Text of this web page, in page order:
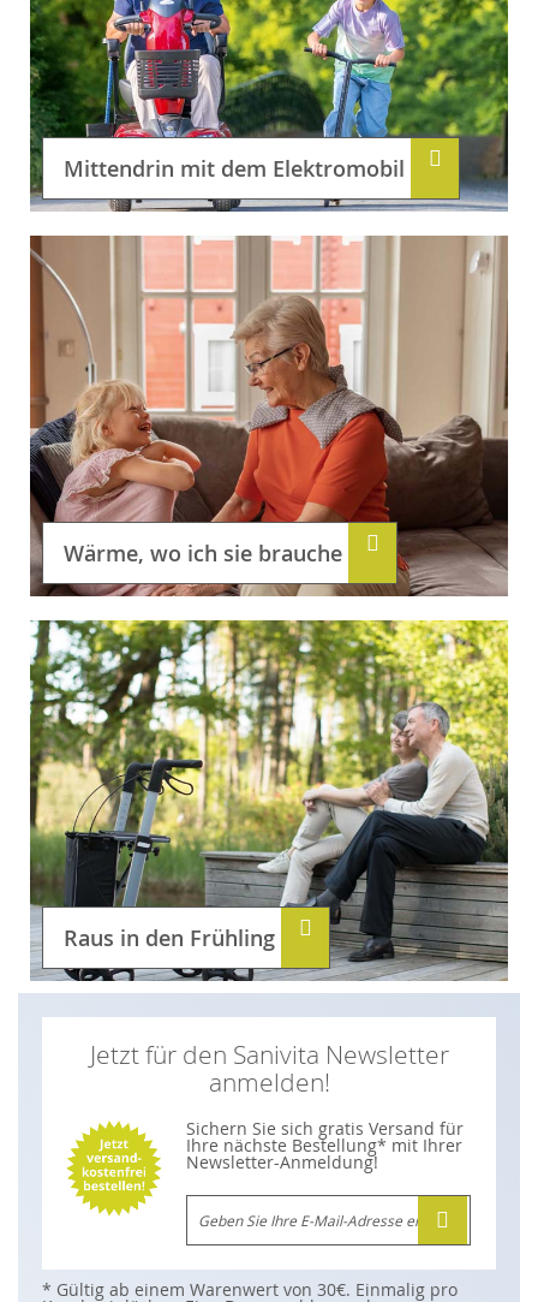
Mittendrin mit dem Elektromobil
Wärme, wo ich sie brauche
Raus in den Frühling
Jetzt für den Sanivita Newsletter
anmelden!
Sichern Sie sich gratis Versand für
Ihre nächste Bestellung* mit Ihrer
Newsletter-Anmeldung!
M
d
e
n
* Gültig ab einem Warenwert von 30€. Einmalig pro